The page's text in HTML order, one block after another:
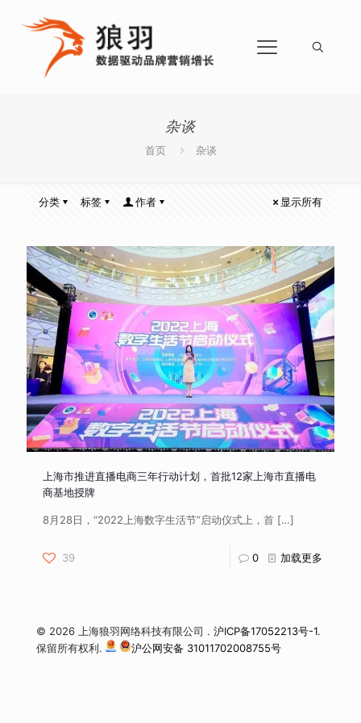
杂谈
首页 杂谈
分类 标签 作者 显示所有
上海市推进直播电商三年行动计划，首批12家上海市直播电
商基地授牌
8月28日，“2022上海数字生活节”启动仪式上，首 […]
39 0 加载更多
© 2026 上海狼羽网络科技有限公司 . 沪ICP备17052213号-1.
保留所有权利.
沪公网安备 31011702008755号